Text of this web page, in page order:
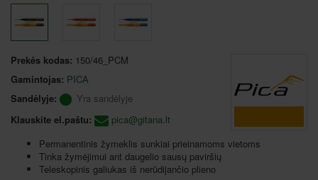
Prekės kodas: 150/46_PCM
Gamintojas: PICA
Sandėlyje:
Yra sandėlyje
Klauskite el.paštu:
pica@gitana.lt
Permanentinis žymeklis sunkiai prieinamoms vietoms
Tinka žymėjimui ant daugelio sausų paviršių
Teleskopinis galiukas iš nerūdijančio plieno